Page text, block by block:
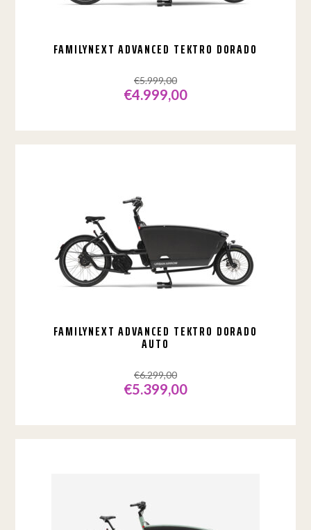
FAMILYNEXT ADVANCED TEKTRO DORADO
€5.999,00
Oorspronkelijke
prijs
€5.999,00.
€4.999,00
Huidige
prijs
€4.999,00.
FAMILYNEXT ADVANCED TEKTRO DORADO
AUTO
€6.299,00
Oorspronkelijke
prijs
€6.299,00.
€5.399,00
Huidige
prijs
€5.399,00.